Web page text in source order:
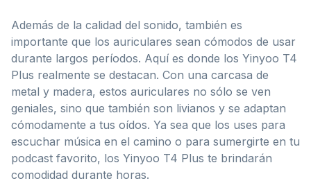
Además de la calidad del sonido, también es
importante que los auriculares sean cómodos de usar
durante largos períodos. Aquí es donde los Yinyoo T4
Plus realmente se destacan. Con una carcasa de
metal y madera, estos auriculares no sólo se ven
geniales, sino que también son livianos y se adaptan
cómodamente a tus oídos. Ya sea que los uses para
escuchar música en el camino o para sumergirte en tu
podcast favorito, los Yinyoo T4 Plus te brindarán
comodidad durante horas.